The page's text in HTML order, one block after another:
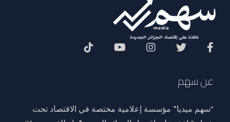
عن سهم
“سهم ميديا” مؤسسة إعلامية مختصة في الاقتصاد تحت